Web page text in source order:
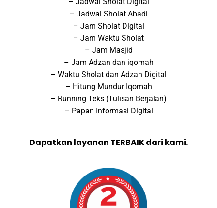
– Jadwal Sholat Abadi
– Jam Sholat Digital
– Jam Waktu Sholat
– Jam Masjid
– Jam Adzan dan iqomah
– Waktu Sholat dan Adzan Digital
– Hitung Mundur Iqomah
– Running Teks (Tulisan Berjalan)
– Papan Informasi Digital
Dapatkan layanan TERBAIK dari kami.